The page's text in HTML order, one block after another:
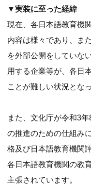
▼実装に至った経緯
現在、各日本語教育機
内容は様々であり、ま
を外部公開をしていな
用する企業等が、各日
ことが難しい状況とな
また、文化庁が令和3
の推進のための仕組み
格及び日本語教育機関
各日本語教育機関の教
主張されています。